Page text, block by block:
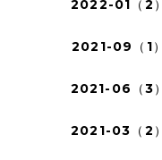
2022-01（2）
2021-09（1）
2021-06（3）
2021-03（2）